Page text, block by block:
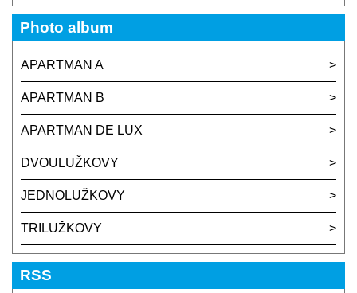
Photo album
APARTMAN A
APARTMAN B
APARTMAN DE LUX
DVOULUŽKOVY
JEDNOLUŽKOVY
TRILUŽKOVY
RSS